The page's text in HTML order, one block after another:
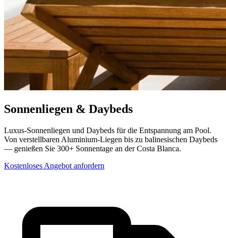
Sonnenliegen & Daybeds
Luxus-Sonnenliegen und Daybeds für die Entspannung am Pool.
Von verstellbaren Aluminium-Liegen bis zu balinesischen Daybeds
— genießen Sie 300+ Sonnentage an der Costa Blanca.
Kostenloses Angebot anfordern